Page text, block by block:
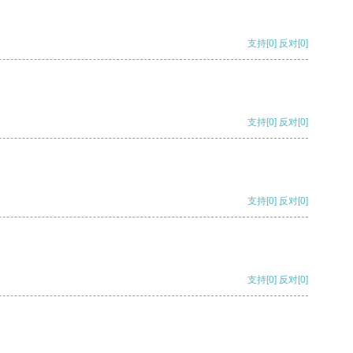
支持[0] 反对[0]
支持[0] 反对[0]
支持[0] 反对[0]
支持[0] 反对[0]